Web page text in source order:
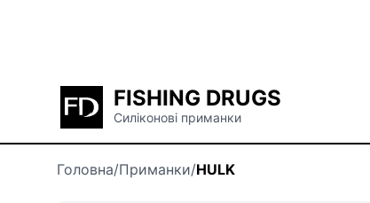
FISHING DRUGS
Силіконові приманки
Головна/Приманки/HULK